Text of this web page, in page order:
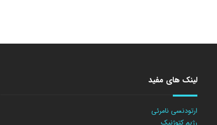
لینک های مفید
ارتودنسی نامرئی
رژیم کتوژنیک